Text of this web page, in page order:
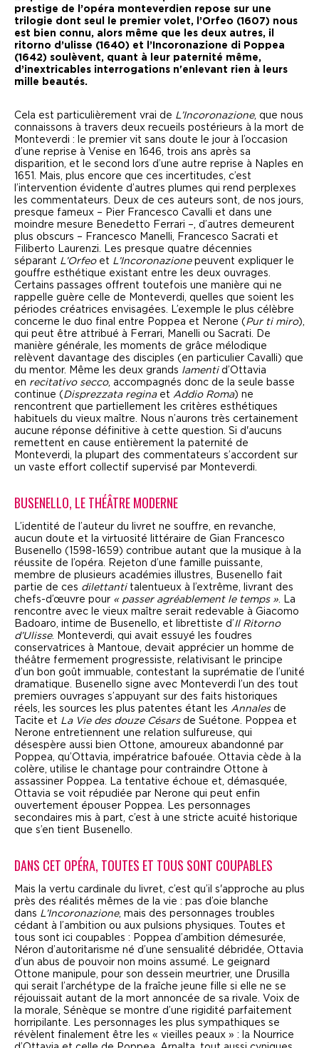
prestige de l’opéra monteverdien repose sur une
trilogie dont seul le premier volet, l’Orfeo (1607) nous
est bien connu, alors même que les deux autres, il
ritorno d’ulisse (1640) et l’Incoronazione di Poppea
(1642) soulèvent, quant à leur paternité même,
d’inextricables interrogations n'enlevant rien à leurs
mille beautés.
Cela est particulièrement vrai de L’Incoronazione, que nous
connaissons à travers deux recueils postérieurs à la mort de
Monteverdi : le premier vit sans doute le jour à l’occasion
d’une reprise à Venise en 1646, trois ans après sa
disparition, et le second lors d’une autre reprise à Naples en
1651. Mais, plus encore que ces incertitudes, c’est
l’intervention évidente d’autres plumes qui rend perplexes
les commentateurs. Deux de ces auteurs sont, de nos jours,
presque fameux – Pier Francesco Cavalli et dans une
moindre mesure Benedetto Ferrari –, d’autres demeurent
plus obscurs – Francesco Manelli, Francesco Sacrati et
Filiberto Laurenzi. Les presque quatre décennies
séparant L’Orfeoet L’Incoronazionepeuvent expliquer le
gouffre esthétique existant entre les deux ouvrages.
Certains passages offrent toutefois une manière qui ne
rappelle guère celle de Monteverdi, quelles que soient les
périodes créatrices envisagées. L’exemple le plus célèbre
concerne le duo final entre Poppea et Nerone (Pur ti miro),
qui peut être attribué à Ferrari, Manelli ou Sacrati. De
manière générale, les moments de grâce mélodique
relèvent davantage des disciples (en particulier Cavalli) que
du mentor. Même les deux grands lamentid’Ottavia
en recitativo secco, accompagnés donc de la seule basse
continue (Disprezzata reginaet Addio Roma) ne
rencontrent que partiellement les critères esthétiques
habituels du vieux maître. Nous n’aurons très certainement
aucune réponse définitive à cette question. Si d'aucuns
remettent en cause entièrement la paternité de
Monteverdi, la plupart des commentateurs s’accordent sur
un vaste effort collectif supervisé par Monteverdi.
BUSENELLO, LE THÉÂTRE MODERNE
L’identité de l’auteur du livret ne souffre, en revanche,
aucun doute et la virtuosité littéraire de Gian Francesco
Busenello (1598-1659) contribue autant que la musique à la
réussite de l’opéra. Rejeton d’une famille puissante,
membre de plusieurs académies illustres, Busenello fait
partie de ces dilettantitalentueux à l’extrême, livrant des
chefs-d’œuvre pour « passer agréablement le temps » . La
rencontre avec le vieux maître serait redevable à Giacomo
Badoaro, intime de Busenello, et librettiste d’Il Ritorno
d’Ulisse. Monteverdi, qui avait essuyé les foudres
conservatrices à Mantoue, devait apprécier un homme de
théâtre fermement progressiste, relativisant le principe
d’un bon goût immuable, contestant la suprématie de l’unité
dramatique. Busenello signe avec Monteverdi l’un des tout
premiers ouvrages s’appuyant sur des faits historiques
réels, les sources les plus patentes étant les Annalesde
Tacite et La Vie des douze Césarsde Suétone. Poppea et
Nerone entretiennent une relation sulfureuse, qui
désespère aussi bien Ottone, amoureux abandonné par
Poppea, qu’Ottavia, impératrice bafouée. Ottavia cède à la
colère, utilise le chantage pour contraindre Ottone à
assassiner Poppea. La tentative échoue et, démasquée,
Ottavia se voit répudiée par Nerone qui peut enfin
ouvertement épouser Poppea. Les personnages
secondaires mis à part, c’est à une stricte acuité historique
que s’en tient Busenello.
DANS CET OPÉRA, TOUTES ET TOUS SONT COUPABLES
Mais la vertu cardinale du livret, c’est qu’il s'approche au plus
près des réalités mêmes de la vie : pas d’oie blanche
dans L’Incoronazione, mais des personnages troubles
cédant à l’ambition ou aux pulsions physiques. Toutes et
tous sont ici coupables : Poppea d’ambition démesurée,
Néron d’autoritarisme né d’une sensualité débridée, Ottavia
d’un abus de pouvoir non moins assumé. Le geignard
Ottone manipule, pour son dessein meurtrier, une Drusilla
qui serait l’archétype de la fraîche jeune fille si elle ne se
réjouissait autant de la mort annoncée de sa rivale. Voix de
la morale, Sénèque se montre d’une rigidité parfaitement
horripilante. Les personnages les plus sympathiques se
révèlent finalement être les « vieilles peaux » : la Nourrice